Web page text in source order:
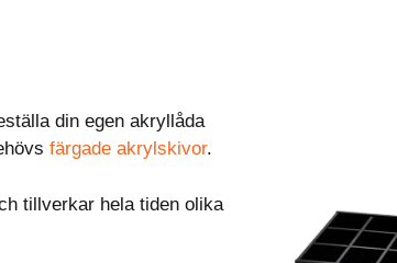
din egen akryllåda
färgade akrylskivor.
tillverkar hela tiden olika